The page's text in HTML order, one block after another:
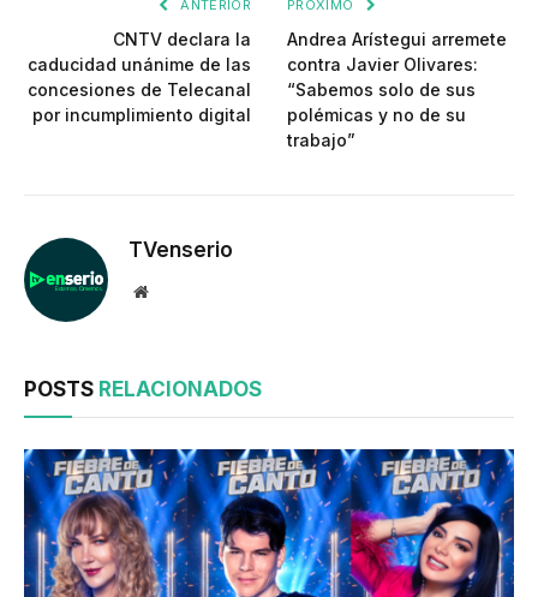
ANTERIOR
CNTV declara la
caducidad unánime de las
concesiones de Telecanal
por incumplimiento digital
PRÓXIMO
Andrea Arístegui arremete
contra Javier Olivares:
“Sabemos solo de sus
polémicas y no de su
trabajo”
TVenserio
Website
POSTS RELACIONADOS